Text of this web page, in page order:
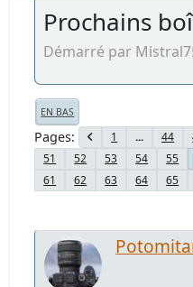
Prochains
Démarré par
EN BAS
Pages 1 ... 44
51
52 53 54 55
61
62 63 64 65